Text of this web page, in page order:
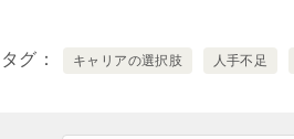
タグ キャリアの選択肢 人手不足